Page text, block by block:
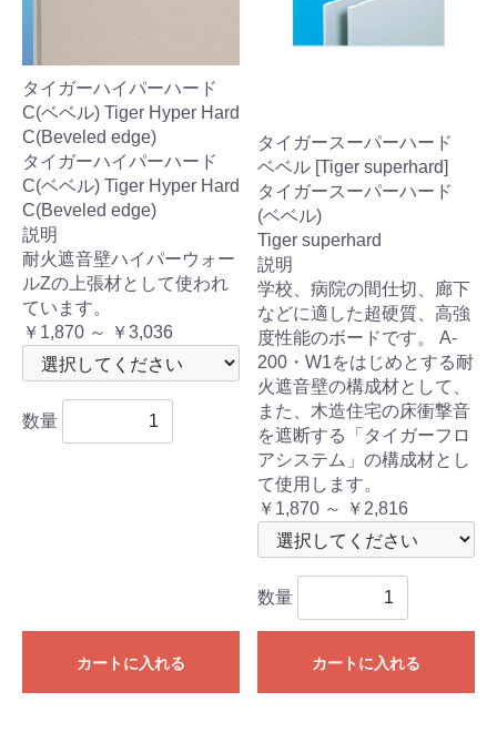
タイガーハイパーハード
C(ベベル) Tiger Hyper Hard
C(Beveled edge)
タイガーハイパーハード
C(ベベル) Tiger Hyper Hard
C(Beveled edge)
説明
耐火遮音壁ハイパーウォー
ルZの上張材として使われ
ています。
￥1,870 ～ ￥3,036
数量
カートに入れる
タイガースーパーハード
ベベル [Tiger superhard]
タイガースーパーハード
(ベベル)
Tiger superhard
説明
学校、病院の間仕切、廊下
などに適した超硬質、高強
度性能のボードです。 A-
200・W1をはじめとする耐
火遮音壁の構成材として、
また、木造住宅の床衝撃音
を遮断する「タイガーフロ
アシステム」の構成材とし
て使用します。
￥1,870 ～ ￥2,816
数量
カートに入れる